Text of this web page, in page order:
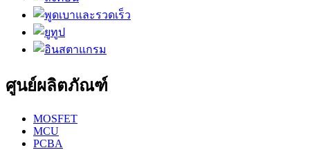
ศูนย์ผลิตภัณฑ์
MOSFET
MCU
PCBA